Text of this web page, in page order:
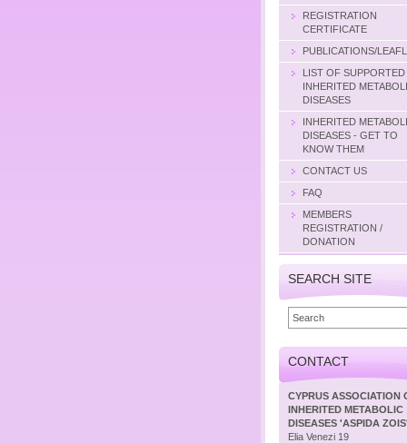
REGISTRATION
CERTIFICATE
PUBLICATIONS/
LIST OF SUPPORTED
INHERITED
DISEASES
INHERITED
DISEASES - GET TO
KNOW THEM
CONTACT US
FAQ
MEMBERS
REGISTRATION /
DONATION
SEARCH SITE
CONTACT
CYPRUS ASSOCIATION
INHERITED METABOLIC
DISEASES 'ASPIDA ZOIS'
Elia Venezi 19